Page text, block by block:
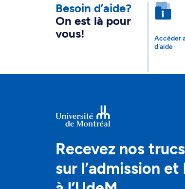
Besoin d’aide?
On est là pour
vous!
Accéder
d'aide
Recevez nos
sur l’admission